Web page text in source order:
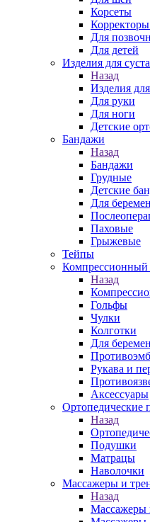
Корсеты
Для
Для детей
Изделия для
Назад
Изделия
Для руки
Для ноги
Детские
Бандажи
Назад
Бандажи
Грудные
Детские
Для
Паховые
Грыжевые
Тейпы
Компрессионный
Назад
Гольфы
Чулки
Колготки
Для
Рукава и
Аксессуары
Ортопедические
Назад
Подушки
Матрацы
Наволочки
Массажеры и
Назад
Массажеры